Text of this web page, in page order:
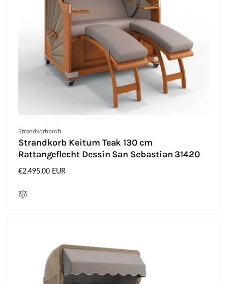
Anbieter:
Strandkorbprofi
Strandkorb Keitum Teak 130 cm
Rattangeflecht Dessin San Sebastian 31420
Normaler
€2.495,00 EUR